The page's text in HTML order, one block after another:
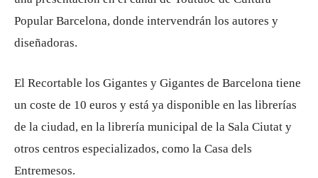
Popular Barcelona, donde intervendrán los autores y
diseñadoras.
El Recortable los Gigantes y Gigantes de Barcelona tiene
un coste de 10 euros y está ya disponible en las librerías
de la ciudad, en la librería municipal de la Sala Ciutat y
otros centros especializados, como la Casa dels
Entremesos.